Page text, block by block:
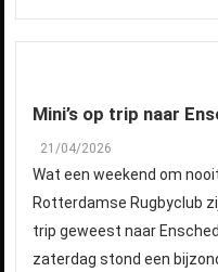
Mini’s op trip naar
21/04/2026
Wat een weekend om
Rotterdamse Rugbyclub
trip geweest naar
zaterdag stond een